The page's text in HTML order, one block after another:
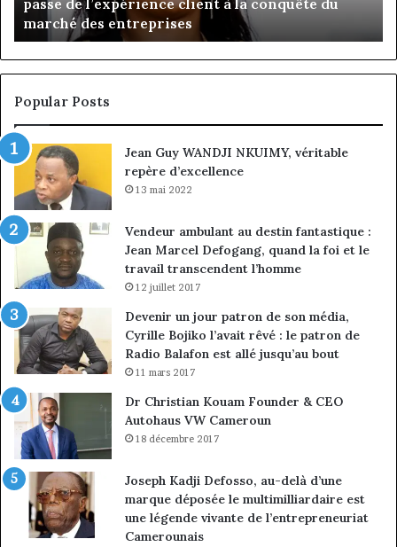
de
l’expérience
client
à
la
conquête
marché
des
entreprises
marché des entreprises
Popular Posts
Jean Guy WANDJI NKUIMY, véritable
repère d’excellence
13 mai 2022
Vendeur ambulant au destin fantastique :
Jean Marcel Defogang, quand la foi et le
travail transcendent l’homme
12 juillet 2017
Devenir un jour patron de son média,
Cyrille Bojiko l’avait rêvé : le patron de
Radio Balafon est allé jusqu’au bout
11 mars 2017
Dr Christian Kouam Founder & CEO
Autohaus VW Cameroun
18 décembre 2017
Joseph Kadji Defosso, au-delà d’une
marque déposée le multimilliardaire est
une légende vivante de l’entrepreneuriat
Camerounais